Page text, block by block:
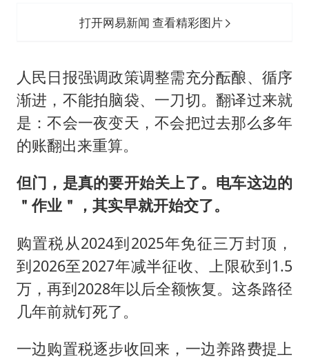
打开网易新闻 查看精彩图片
人民日报强调政策调整需充分酝酿、循序
渐进，不能拍脑袋、一刀切。翻译过来就
是：不会一夜变天，不会把过去那么多年
的账翻出来重算。
但门，是真的要开始关上了。电车这边的
＂作业＂，其实早就开始交了。
购置税从2024到2025年免征三万封顶，
到2026至2027年减半征收、上限砍到1.5
万，再到2028年以后全额恢复。这条路径
几年前就钉死了。
一边购置税逐步收回来，一边养路费提上